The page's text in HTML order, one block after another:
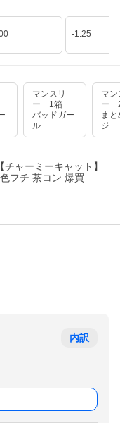
-1.25
マンスリ
ー 1箱
バッドガー
ル
マン
ー
ま
ジ
ャーミーキャット】
フチ 茶コン 爆買
内訳